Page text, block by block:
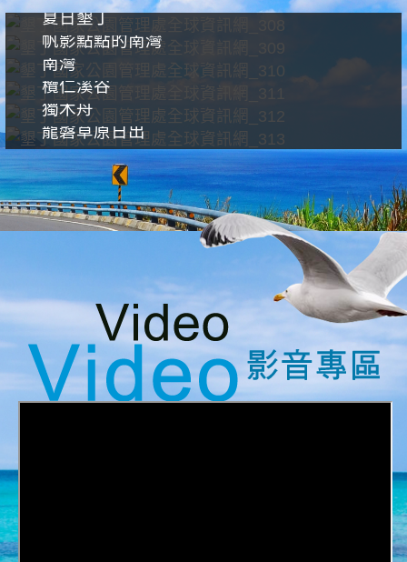
夏日墾丁
帆影點點的南灣
南灣
欖仁溪谷
獨木舟
龍磐草原日出